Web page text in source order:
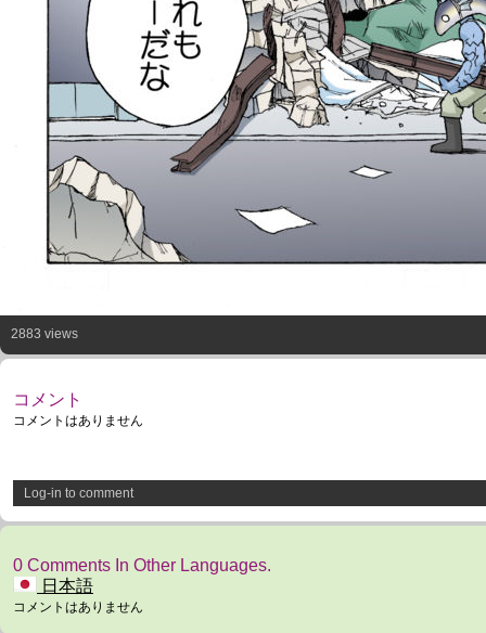
2883 views
コメント
コメントはありません
Log-in to comment
0 Comments In Other Languages.
日本語
コメントはありません